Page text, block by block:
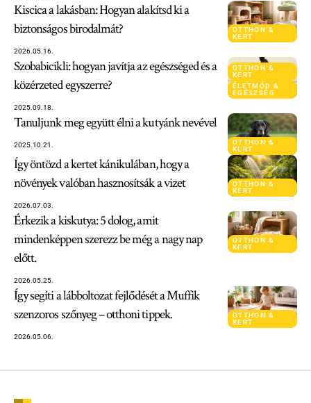
OTTHON &
KERT
Kiscica a lakásban: Hogyan alakítsd ki a
biztonságos birodalmát?
2026.05.16.
OTTHON &
KERT
ÉLETMÓD &
EGÉSZSÉG
Szobabicikli: hogyan javítja az egészséged és a
közérzeted egyszerre?
2025.09.18.
OTTHON &
KERT
Tanuljunk meg együtt élni a kutyánk nevével
2025.10.21.
OTTHON &
KERT
Így öntözd a kertet kánikulában, hogy a
növények valóban hasznosítsák a vizet
2026.07.03.
OTTHON &
KERT
Érkezik a kiskutya: 5 dolog, amit
mindenképpen szerezz be még a nagy nap
előtt.
2026.05.25.
OTTHON &
KERT
Így segíti a lábboltozat fejlődését a Muffik
szenzoros szőnyeg – otthoni tippek.
2026.05.06.